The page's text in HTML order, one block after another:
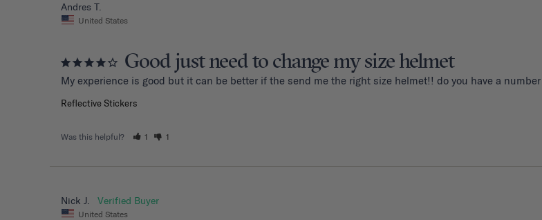
Andres T.
United States
Good just need to change my size helmet
My experience is good but it can be better if the send me the right size helmet!! do you have a
Reflective Stickers
Was this helpful? 1 1
Nick J.
United States